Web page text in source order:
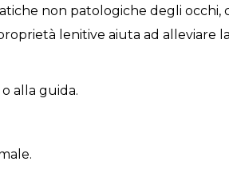
non patologiche degli
lenitive aiuta ad alleviare
alla guida.